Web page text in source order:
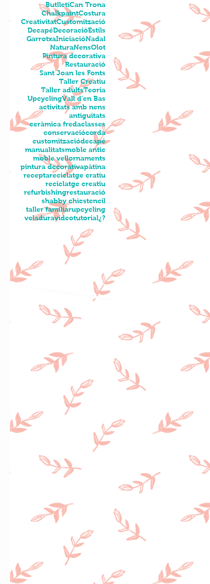
ButlletíCan Trona
ChalkpaintCostura
CreativitatCustomització
DecapéDecoracióEstils
GarrotxaIniciacióNadal
NaturaNensOlot
Pintura decorativa
Restauració
Sant Joan les Fonts
Taller Creatiu
Taller adultsTeoria
UpcyclingVall d'en Bas
activitats amb nens
antiguitats
ceràmica fredaclasses
conservaciócorda
customitzaciódecapé
manualitatsmoble antic
moble vellornaments
pintura decorativapàtina
receptareciclatge cratiu
reciclatge creatiu
refurbishingrestauració
shabby chicstencil
taller familiarupcycling
veladuravideotutorial¿?